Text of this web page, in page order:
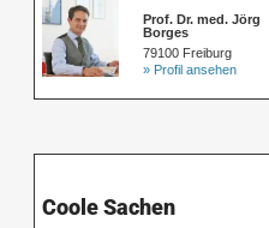
Prof. Dr. med. Jörg
Borges
79100 Freiburg
» Profil ansehen
Coole Sachen